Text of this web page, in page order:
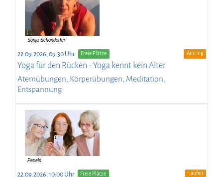
22.09.2026, 09:30 Uhr Freie Plätze Ainring
Yoga für den Rücken - Yoga kennt kein Alter
Atemübungen, Körperübungen, Meditation,
Entspannung
22.09.2026, 10:00 Uhr Freie Plätze Laufen